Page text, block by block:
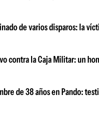
de varios disparos: la
contra la Caja Militar: un
de 38 años en Pando: